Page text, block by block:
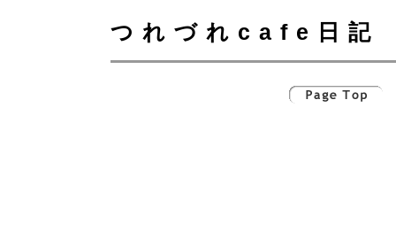
つれづれcafe日記